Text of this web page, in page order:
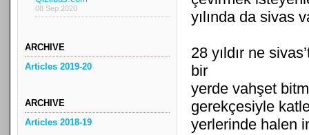
08 Sep 2020
ARCHIVE
Articles 2019-20
ARCHIVE
Articles 2018-19
yılında da sivas
28 yıldır ne
bir
yerde vahşet
gerekçesiyle
yerlerinde halen